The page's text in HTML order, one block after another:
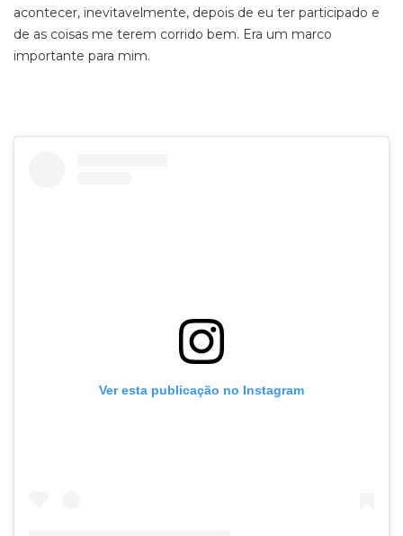
acontecer, inevitavelmente, depois de eu ter participado e
de as coisas me terem corrido bem. Era um marco
importante para mim.
Ver esta publicação no Instagram